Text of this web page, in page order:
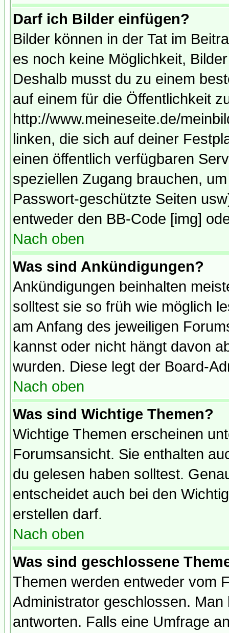
Darf ich Bilder einfügen?
Bilder können in der Tat im
es noch keine Möglichkeit,
Deshalb musst du zu einem
auf einem für die Öffentlichkeit
http://www.meineseite.de/
linken, die sich auf deiner
einen öffentlich verfügbaren
speziellen Zugang brauchen,
Passwort-geschützte Seiten
entweder den BB-Code [img]
Nach oben
Was sind Ankündigungen?
Ankündigungen beinhalten
solltest sie so früh wie möglich
am Anfang des jeweiligen
kannst oder nicht hängt davon
wurden. Diese legt der Board-
Nach oben
Was sind Wichtige Themen?
Wichtige Themen erscheinen
Forumsansicht. Sie enthalten
du gelesen haben solltest.
entscheidet auch bei den
erstellen darf.
Nach oben
Was sind geschlossene
Themen werden entweder vom
Administrator geschlossen.
antworten. Falls eine Umfrage